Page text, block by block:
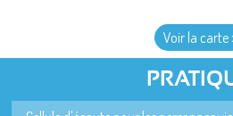
Voir la carte